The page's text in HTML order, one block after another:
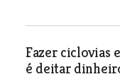
Fazer ciclovias
é deitar